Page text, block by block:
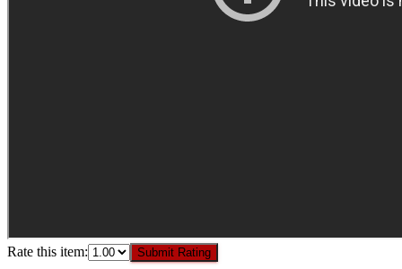
Rate this item: Submit Rating